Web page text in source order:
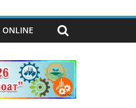
ONLINE